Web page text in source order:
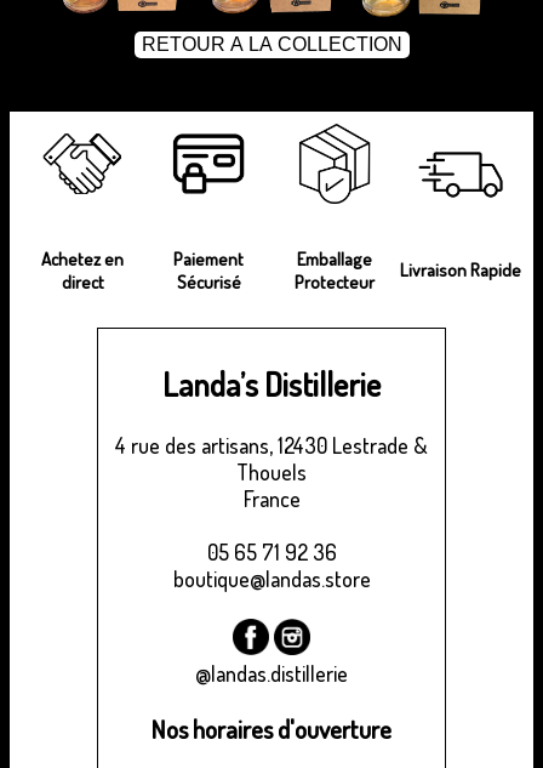
Achetez en
direct
Paiement
Sécurisé
Emballage
Protecteur
Livraison Rapide
Landa’s Distillerie
4 rue des artisans, 12430 Lestrade &
Thouels
France
05 65 71 92 36
boutique@landas.store
@landas.distillerie
Nos horaires d'ouverture